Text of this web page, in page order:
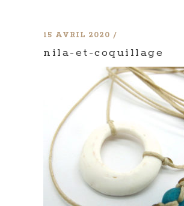
15 AVRIL 2020
nila-et-coquillage